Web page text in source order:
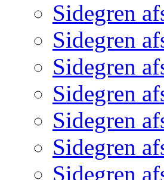
Sidegren
Sidegren
Sidegren
Sidegren
Sidegren
Sidegren
Sidegren